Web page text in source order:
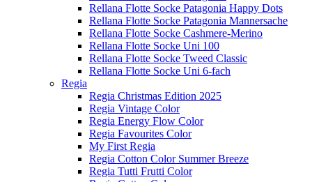
Rellana Flotte Socke Patagonia Happy Dots
Rellana Flotte Socke Patagonia Mannersache
Rellana Flotte Socke Cashmere-Merino
Rellana Flotte Socke Uni 100
Rellana Flotte Socke Tweed Classic
Rellana Flotte Socke Uni 6-fach
Regia
Regia Christmas Edition 2025
Regia Vintage Color
Regia Energy Flow Color
Regia Favourites Color
My First Regia
Regia Cotton Color Summer Breeze
Regia Tutti Frutti Color